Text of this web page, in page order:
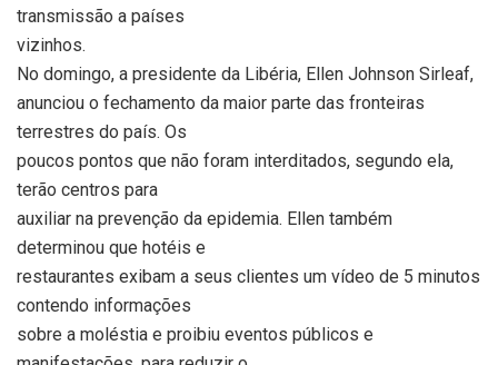
transmissão a países
vizinhos.
No domingo, a presidente da Libéria, Ellen Johnson Sirleaf,
anunciou o fechamento da maior parte das fronteiras
terrestres do país. Os
poucos pontos que não foram interditados, segundo ela,
terão centros para
auxiliar na prevenção da epidemia. Ellen também
determinou que hotéis e
restaurantes exibam a seus clientes um vídeo de 5 minutos
contendo informações
sobre a moléstia e proibiu eventos públicos e